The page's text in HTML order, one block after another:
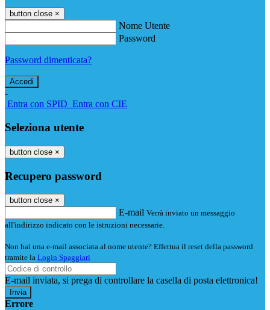
button close ×
Nome Utente
Password
Password dimenticata?
-
Entra con SPID Entra con CIE
Seleziona utente
button close ×
Recupero password
button close ×
E-mail Verrà inviato un messaggio
all'indirizzo indicato con le istruzioni necessarie.
Non hai una e-mail associata al nome utente? Effettua il reset della password
tramite la Login Spaggiari
E-mail inviata, si prega di controllare la casella di posta elettronica!
Errore